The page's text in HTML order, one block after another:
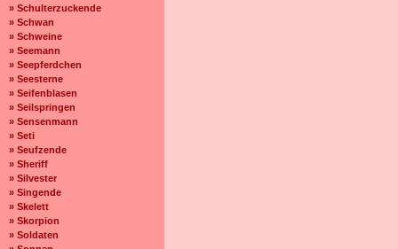
» Schulterzuckende
» Schwan
» Schweine
» Seemann
» Seepferdchen
» Seesterne
» Seifenblasen
» Seilspringen
» Sensenmann
» Seti
» Seufzende
» Sheriff
» Silvester
» Singende
» Skelett
» Skorpion
» Soldaten